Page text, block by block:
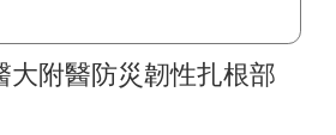
大附醫防災韌性扎根部